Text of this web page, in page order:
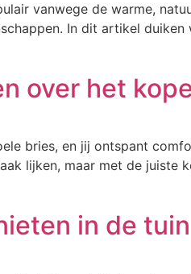
vanwege de warme,
In dit artikel
over het
bries, en jij ontspant
lijken, maar met de
in de tuin